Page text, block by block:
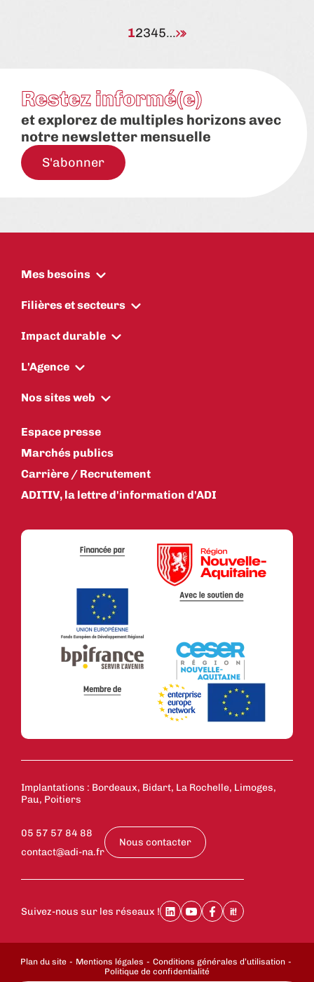
12345…
Restez informé(e)
et explorez de multiples horizons avec
notre newsletter mensuelle
S'abonner
Mes besoins
Filières et secteurs
Impact durable
L'Agence
Nos sites web
Espace presse
Marchés publics
Carrière / Recrutement
ADITIV, la lettre d'information d'ADI
Implantations : Bordeaux, Bidart, La Rochelle, Limoges,
Pau, Poitiers
05 57 57 84 88
contact@adi-na.fr
Nous contacter
Suivez-nous sur les réseaux !
Plan du site Mentions légales
Conditions générales d’utilisation
Politique de confidentialité